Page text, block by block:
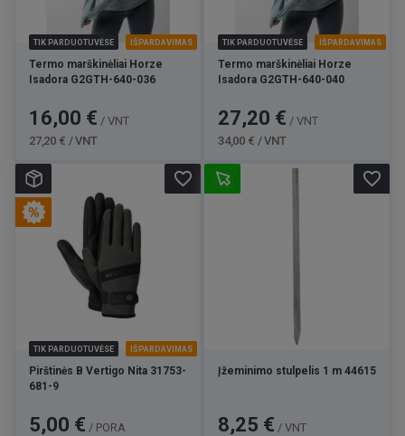
TIK PARDUOTUVĖSE IŠPARDAVIMAS
Termo marškinėliai Horze
Isadora G2GTH-640-036
Kaina
16,00 € / VNT
27,20 € / VNT
TIK PARDUOTUVĖSE IŠPARDAVIMAS
Termo marškinėliai Horze
Isadora G2GTH-640-040
Kaina
27,20 € / VNT
34,00 € / VNT
TIK PARDUOTUVĖSE IŠPARDAVIMAS
Pirštinės B Vertigo Nita 31753-
681-9
Kaina
5,00 € / PORA
favorite_border
Įžeminimo stulpelis 1 m 44615
Kaina
8,25 € / VNT
favorite_border